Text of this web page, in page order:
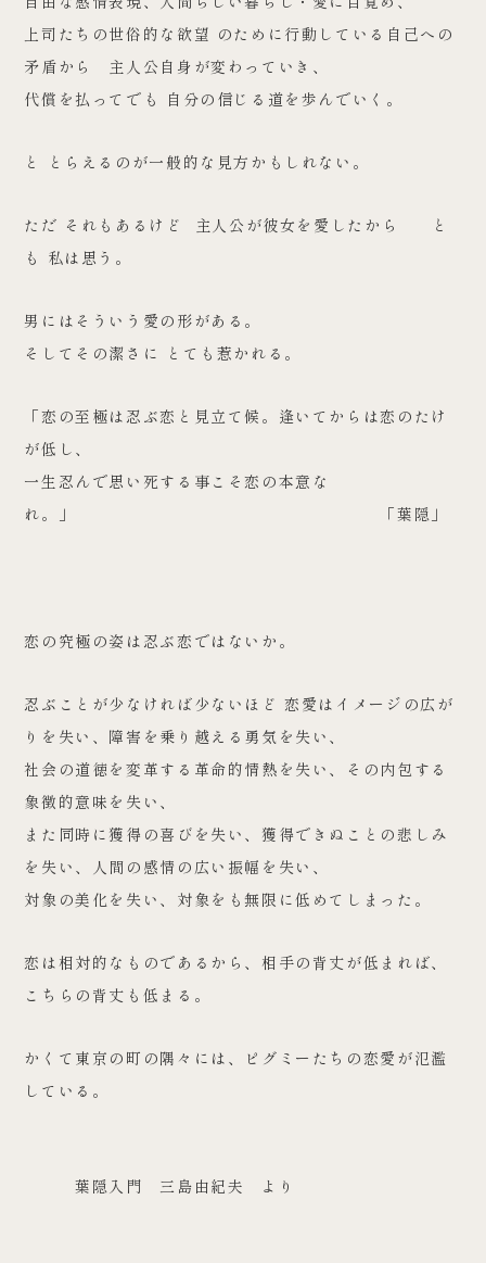
上司たちの世俗的な欲望 のために行動している自己への
矛盾から 主人公自身が変わっていき、
代償を払ってでも 自分の信じる道を歩んでいく。
と とらえるのが一般的な見方かもしれない。
ただ それもあるけど 主人公が彼女を愛したから と
も 私は思う。
男にはそういう愛の形がある。
そしてその潔さに とても惹かれる。
「恋の至極は忍ぶ恋と見立て候。逢いてからは恋のたけ
が低し、
一生忍んで思い死する事こそ恋の本意な
れ。」 「葉隠」
恋の究極の姿は忍ぶ恋ではないか。
忍ぶことが少なければ少ないほど 恋愛はイメージの広が
りを失い、障害を乗り越える勇気を失い、
社会の道徳を変革する革命的情熱を失い、その内包する
象徴的意味を失い、
また同時に獲得の喜びを失い、獲得できぬことの悲しみ
を失い、人間の感情の広い振幅を失い、
対象の美化を失い、対象をも無限に低めてしまった。
恋は相対的なものであるから、相手の背丈が低まれば、
こちらの背丈も低まる。
かくて東京の町の隅々には、ピグミーたちの恋愛が氾濫
している。
葉隠入門 三島由紀夫 より